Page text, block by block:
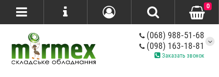
(068) 988-51-68
(098) 163-18-81
Заказать звонок
0